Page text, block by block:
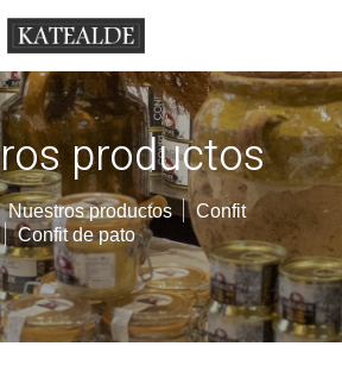
productos
Nuestros productos
Confit
Confit de pato